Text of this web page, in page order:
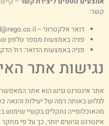
דואר אלקטרוני –gal@rego.co.il
פניה באמצעות מספר טלפון
פניה באמצעות הדואר: רח' הדקל 6 באר שבע
אתר
אינטרנט נגיש הוא אתר המאפשר
נתקלים בקשיי שימוש